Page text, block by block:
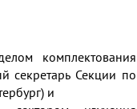
комплектования
секретарь Секции по
и